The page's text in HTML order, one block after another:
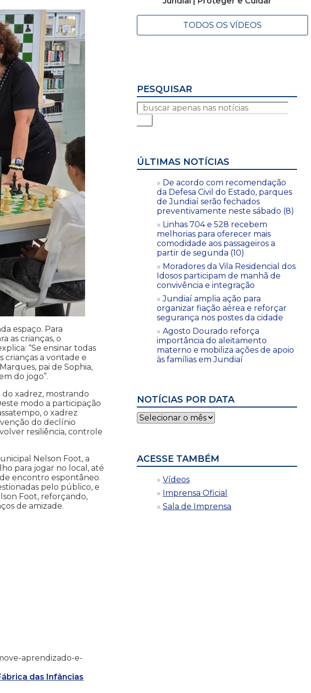
espaço. Para
as crianças, o
“Se ensinar todas
crianças a vontade e
pai de Sophia,
do jogo”.
xadrez, mostrando
modo a participação
o xadrez
do declínio
resiliência, controle
Nelson Foot, a
para jogar no local, até
encontro espontâneo.
pelo público, e
Foot, reforçando,
de amizade.
aprendizado-e-
das Infâncias
TODOS OS VÍDEOS
PESQUISAR
ÚLTIMAS NOTÍCIAS
De acordo com recomendação
da Defesa Civil do Estado, parques
de Jundiaí serão fechados
preventivamente neste sábado (8)
Linhas 704 e 528 recebem
melhorias para oferecer mais
comodidade aos passageiros a
partir de segunda (10)
Moradores da Vila Residencial dos
Idosos participam de manhã de
convivência e integração
Jundiaí amplia ação para
organizar fiação aérea e reforçar
segurança nos postes da cidade
Agosto Dourado reforça
importância do aleitamento
materno e mobiliza ações de apoio
às famílias em Jundiaí
NOTÍCIAS POR DATA
Notícias
por
ACESSE TAMBÉM
Vídeos
Imprensa Oficial
Sala de Imprensa